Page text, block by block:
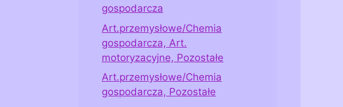
gospodarcza
Art.przemysłowe/Chemia
gospodarcza, Art.
motoryzacyjne, Pozostałe
Art.przemysłowe/Chemia
gospodarcza, Pozostałe